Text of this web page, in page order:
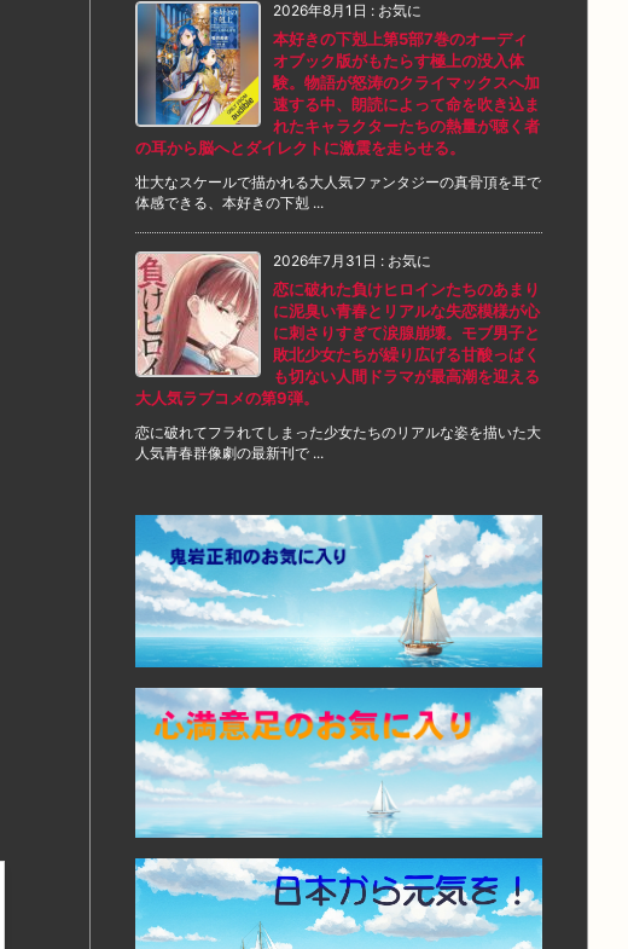
2026年8月1日 : お気に
本好きの下剋上第5部7巻のオーディ
オブック版がもたらす極上の没入体
験。物語が怒涛のクライマックスへ加
速する中、朗読によって命を吹き込ま
れたキャラクターたちの熱量が聴く者
の耳から脳へとダイレクトに激震を走らせる。
壮大なスケールで描かれる大人気ファンタジーの真骨頂を耳で
体感できる、本好きの下剋 ...
2026年7月31日 : お気に
恋に破れた負けヒロインたちのあまり
に泥臭い青春とリアルな失恋模様が心
に刺さりすぎて涙腺崩壊。モブ男子と
敗北少女たちが繰り広げる甘酸っぱく
も切ない人間ドラマが最高潮を迎える
大人気ラブコメの第9弾。
恋に破れてフラれてしまった少女たちのリアルな姿を描いた大
人気青春群像劇の最新刊で ...